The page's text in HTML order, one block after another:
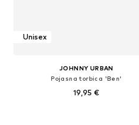
Unisex
JOHNNY URBAN
Pojasna torbica 'Ben'
19,95 €